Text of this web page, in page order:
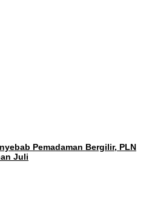
Pemadaman Bergilir, PLN
Juli